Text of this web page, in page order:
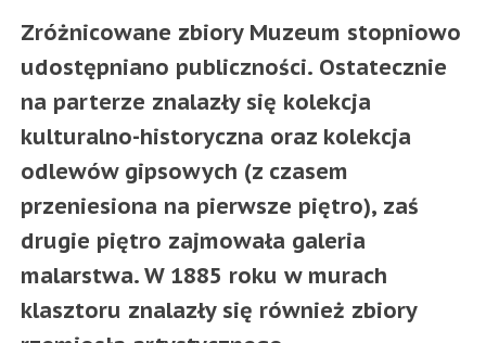
Zróżnicowane zbiory Muzeum stopniowo
udostępniano publiczności. Ostatecznie
na parterze znalazły się kolekcja
kulturalno-historyczna oraz kolekcja
odlewów gipsowych (z czasem
przeniesiona na pierwsze piętro), zaś
drugie piętro zajmowała galeria
malarstwa. W 1885 roku w murach
klasztoru znalazły się również zbiory